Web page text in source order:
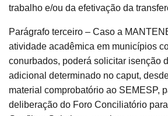
trabalho e/ou da efetivação da
Parágrafo terceiro – Caso a
atividade acadêmica em municípios
conurbados, poderá solicitar isenção
adicional determinado no caput,
material comprobatório ao SEMESP,
deliberação do Foro Conciliatório